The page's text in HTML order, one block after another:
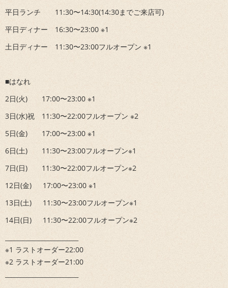
平日ランチ 11:30〜14:30(14:30までご来店可)
平日ディナー 16:30〜23:00 ※1
土日ディナー 11:30〜23:00フルオープン ※1
■はなれ
2日(火) 17:00〜23:00 ※1
3日(水)祝 11:30〜22:00フルオープン ※2
5日(金) 17:00〜23:00 ※1
6日(土) 11:30〜23:00フルオープン※1
7日(日) 11:30〜22:00フルオープン※2
12日(金) 17:00〜23:00 ※1
13日(土) 11:30〜23:00フルオープン※1
14日(日) 11:30〜22:00フルオープン※2
※1 ラストオーダー22:00
※2 ラストオーダー21:00